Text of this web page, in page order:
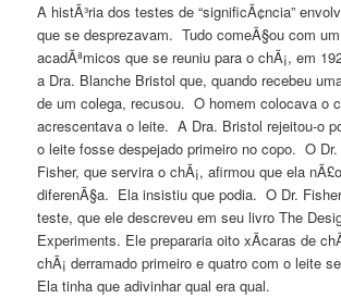
A histÃ³ria dos testes de “significÃ¢ncia”
que se desprezavam. Tudo comeÃ§ou com
acadÃªmicos que se reuniu para o chÃ¡, em
a Dra. Blanche Bristol que, quando recebeu
de um colega, recusou. O homem colocava o
acrescentava o leite. A Dra. Bristol rejeitou-o
o leite fosse despejado primeiro no copo. O
Fisher, que servira o chÃ¡, afirmou que ela
diferenÃ§a. Ela insistiu que podia. O Dr.
teste, que ele descreveu em seu livro The
Experiments. Ele prepararia oito xÃ­caras de
chÃ¡ derramado primeiro e quatro com o leite
Ela tinha que adivinhar qual era qual.